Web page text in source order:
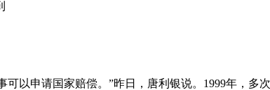
可以申请国家赔偿。”昨日，唐利银说。1999年，